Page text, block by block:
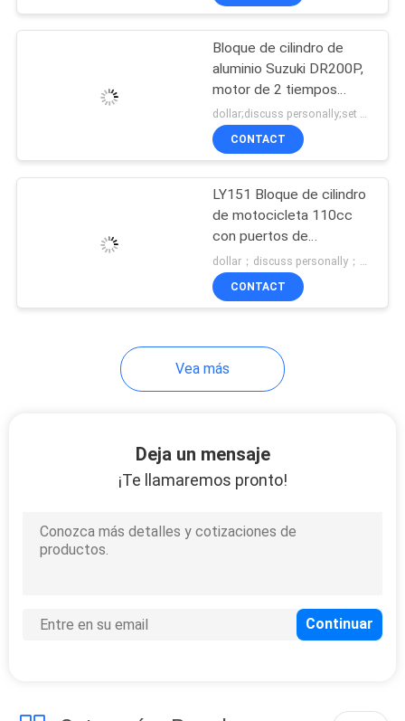
Bloque de cilindro de
aluminio Suzuki DR200P,
motor de 2 tiempos
cilindro único
dollar;discuss personally;set MOQ:Negociación
CONTACT
LY151 Bloque de cilindro
de motocicleta 110cc
con puertos de
excavación limpios y
suaves
dollar；discuss personally；piece MOQ:Negociación
CONTACT
Vea más
Deja un mensaje
¡Te llamaremos pronto!